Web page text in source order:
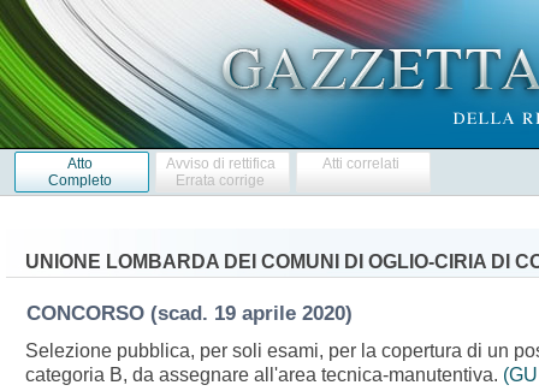
Atto
Completo
Avviso di rettifica
Errata corrige
Atti correlati
UNIONE LOMBARDA DEI COMUNI DI OGLIO-CIRIA DI
CONCORSO (scad. 19 aprile 2020)
Selezione pubblica, per soli esami, per la copertura di un
categoria B, da assegnare all'area tecnica-manutentiva.